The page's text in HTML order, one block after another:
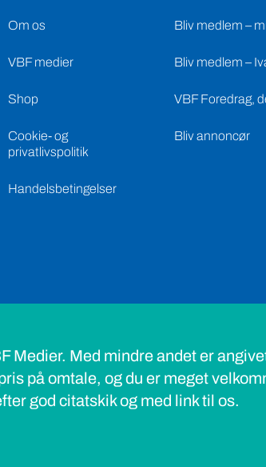
Om os
VBF medier
Shop
Cookie- og
privatlivspolitik
Handelsbetingelser
Bliv medlem –
Bliv medlem –
VBF Foredrag,
Bliv annoncør
Medier. Med mindre andet er
på omtale, og du er meget
god citatskik og med link til os.